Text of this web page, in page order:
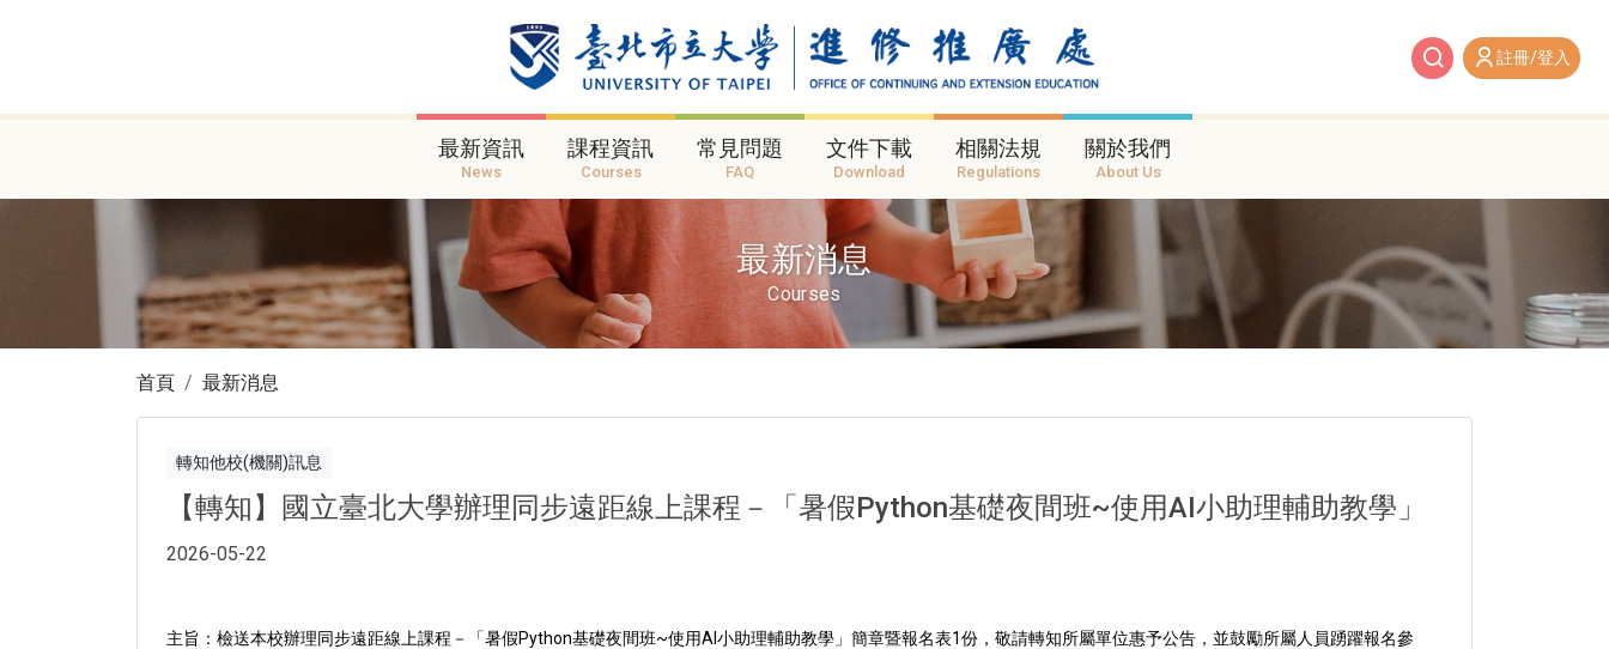
註冊/登入
最新資訊
News
課程資訊
Courses
常見問題
FAQ
文件下載
Download
相關法規
Regulations
關於我們
About Us
最新消息
Courses
首頁 最新消息
轉知他校(機關)訊息
【轉知】國立臺北大學辦理同步遠距線上課程－「暑假Python基礎夜間班~使用AI小助理輔助教學」
2026-05-22
主旨：檢送本校辦理同步遠距線上課程－「暑假Python基礎夜間班~使用AI小助理輔助教學」簡章暨報名表1份，敬請轉知所屬單位惠予公告，並鼓勵所屬人員踴躍報名參